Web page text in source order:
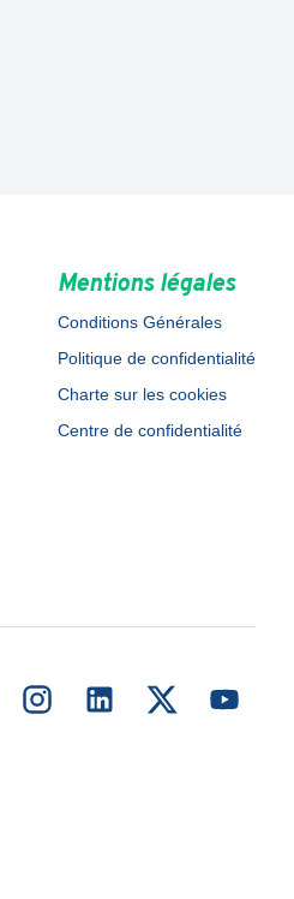
Mentions légales
Conditions Générales
Politique de confidentialité
Charte sur les cookies
Centre de confidentialité